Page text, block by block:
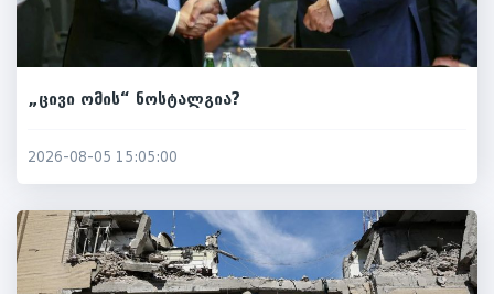
„ცივი ომის“ ნოსტალგია?
2026-08-05 15:05:00